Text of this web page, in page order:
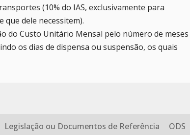
(10% do IAS, exclusivamente para
que dele necessitem).
do Custo Unitário Mensal pelo número de meses
os dias de dispensa ou suspensão, os quais
Legislação ou Documentos de Referência ODS